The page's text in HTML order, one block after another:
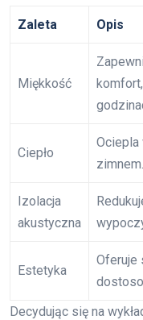
Zaleta Opis
Miękkość
Ciepło
Ociepla
zimnem.
Izolacja
akustyczna
Estetyka
Oferuje
Decydując się na